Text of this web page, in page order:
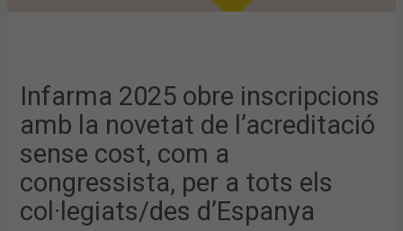
Infarma 2025 obre inscripcions
amb la novetat de l’acreditació
sense cost, com a
congressista, per a tots els
col·legiats/des d’Espanya